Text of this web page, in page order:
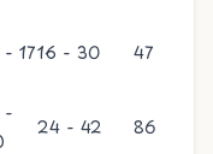
- 1716 - 30 47
-
24 - 42 86